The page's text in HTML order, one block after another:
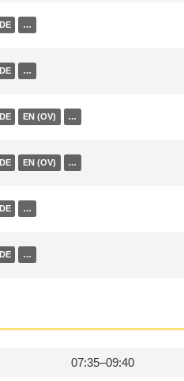
DE …
DE …
DE EN (OV) …
DE EN (OV) …
DE …
DE …
07:35–09:40